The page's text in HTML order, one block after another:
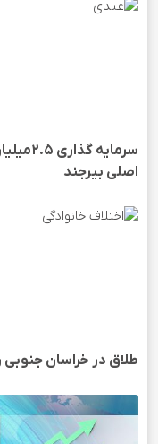
اصلی بیرجند
طلاق در خراسان جنوبی